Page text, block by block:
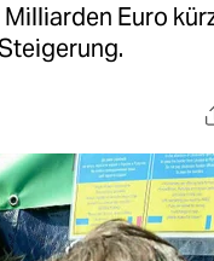
Euro